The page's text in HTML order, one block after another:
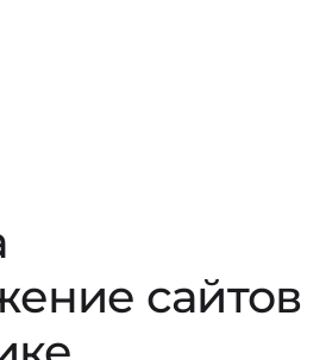
сайтов